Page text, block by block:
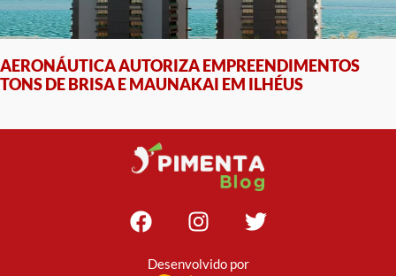
AERONÁUTICA AUTORIZA EMPREENDIMENTOS
TONS DE BRISA E MAUNAKAI EM ILHÉUS
Desenvolvido por